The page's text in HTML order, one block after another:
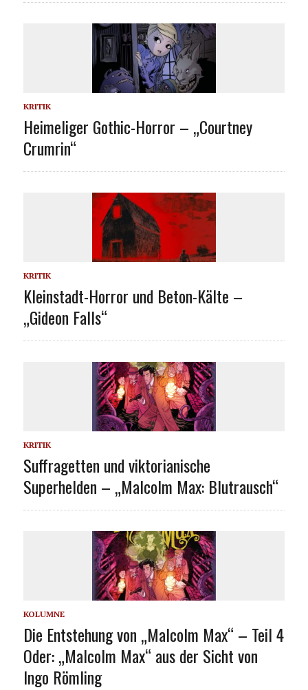
KRITIK
Heimeliger Gothic-Horror – „Courtney
Crumrin“
KRITIK
Kleinstadt-Horror und Beton-Kälte –
„Gideon Falls“
KRITIK
Suffragetten und viktorianische
Superhelden – „Malcolm Max: Blutrausch“
KOLUMNE
Die Entstehung von „Malcolm Max“ – Teil 4
Oder: „Malcolm Max“ aus der Sicht von
Ingo Römling